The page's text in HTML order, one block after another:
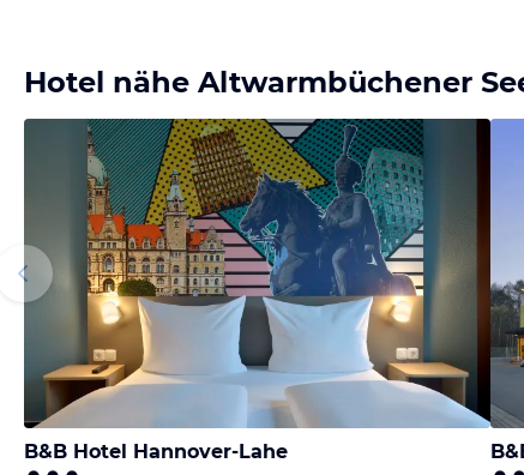
Hotel nähe Altwarmbüchener
B&B Hotel Hannover-Lahe